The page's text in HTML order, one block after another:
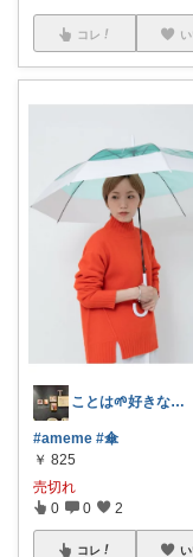
コレ
ことは🌱好きなもので毎日を整える
#ameme #傘
￥ 825
売切れ
0 0 2
コレ